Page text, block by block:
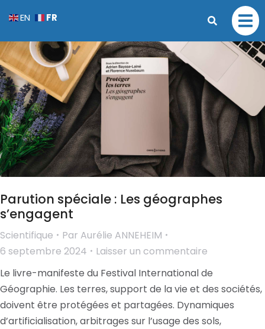
Parution spéciale : Les géographes
s’engagent
Scientifique Par Aurélie ANNEHEIM
6 septembre 2024
Laisser un commentaire
Le livre-manifeste du Festival International de
Géographie. Les terres, support de la vie et des sociétés,
doivent être protégées et partagées. Dynamiques
d’artificialisation, arbitrages sur l’usage des sols,
EN FR